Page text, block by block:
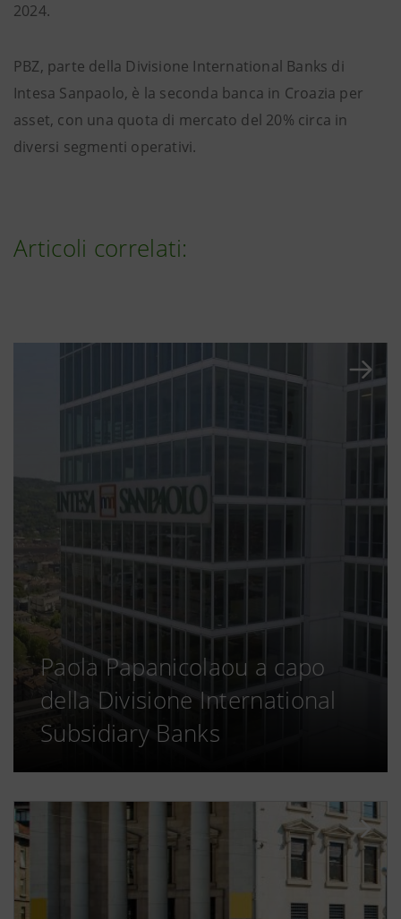
2024.
PBZ, parte della Divisione International Banks di
Intesa Sanpaolo, è la seconda banca in Croazia per
asset, con una quota di mercato del 20% circa in
diversi segmenti operativi.
Articoli correlati:
Paola Papanicolaou a capo
della Divisione International
Subsidiary Banks